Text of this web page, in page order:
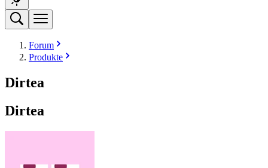
Forum
Produkte
Dirtea
Dirtea